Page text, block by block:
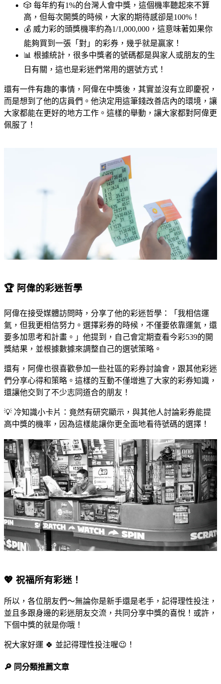
🎲 每年約有1%的台灣人會中獎，這個機率聽起來不算
高，但每次開獎的時候，大家的期待感卻是100%！
💰 威力彩的頭獎機率約為1/1,000,000，這意味著如果你
能夠買到一張「對」的彩券，幾乎就是贏家！
📊 根據統計，很多中獎者的號碼都是與家人或朋友的生
日有關，這也是彩迷們常用的選號方式！
還有一件有趣的事情，阿偉在中獎後，其實並沒有立即慶祝，
而是想到了他的店員們。他決定用這筆錢改善店內的環境，讓
大家都能在更好的地方工作。這樣的舉動，讓大家都對阿偉更
佩服了！
🏆 阿偉的彩迷哲學
阿偉在接受媒體訪問時，分享了他的彩迷哲學：「我相信運
氣，但我更相信努力。選擇彩券的時候，不僅要依靠運氣，還
要多加思考和計畫。」他提到，自己會定期查看今彩539的開
獎結果，並根據數據來調整自己的選號策略。
還有，阿偉也很喜歡參加一些社區的彩券討論會，跟其他彩迷
們分享心得和策略。這樣的互動不僅增進了大家的彩券知識，
還讓他交到了不少志同道合的朋友！
💡 冷知識小卡片：竟然有研究顯示，與其他人討論彩券能提
高中獎的機率，因為這樣能讓你更全面地看待號碼的選擇！
💖 祝福所有彩迷！
所以，各位朋友們～無論你是新手還是老手，記得理性投注，
並且多跟身邊的彩迷朋友交流，共同分享中獎的喜悅！或許，
下個中獎的就是你哦！
祝大家好運 🍀 並記得理性投注喔😉！
🔎 同分類推薦文章